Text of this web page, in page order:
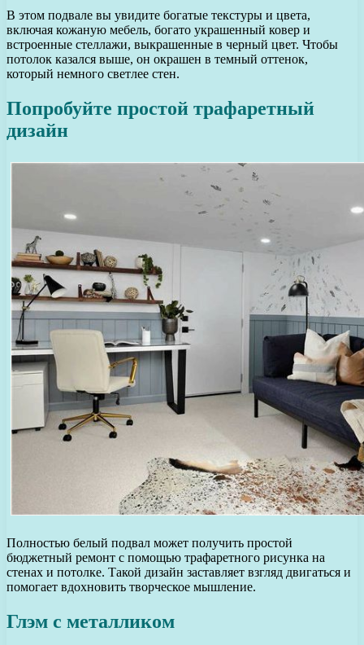
В этом подвале вы увидите богатые текстуры и цвета,
включая кожаную мебель, богато украшенный ковер и
встроенные стеллажи, выкрашенные в черный цвет. Чтобы
потолок казался выше, он окрашен в темный оттенок,
который немного светлее стен.
Попробуйте простой трафаретный
дизайн
Полностью белый подвал может получить простой
бюджетный ремонт с помощью трафаретного рисунка на
стенах и потолке. Такой дизайн заставляет взгляд двигаться и
помогает вдохновить творческое мышление.
Глэм с металликом